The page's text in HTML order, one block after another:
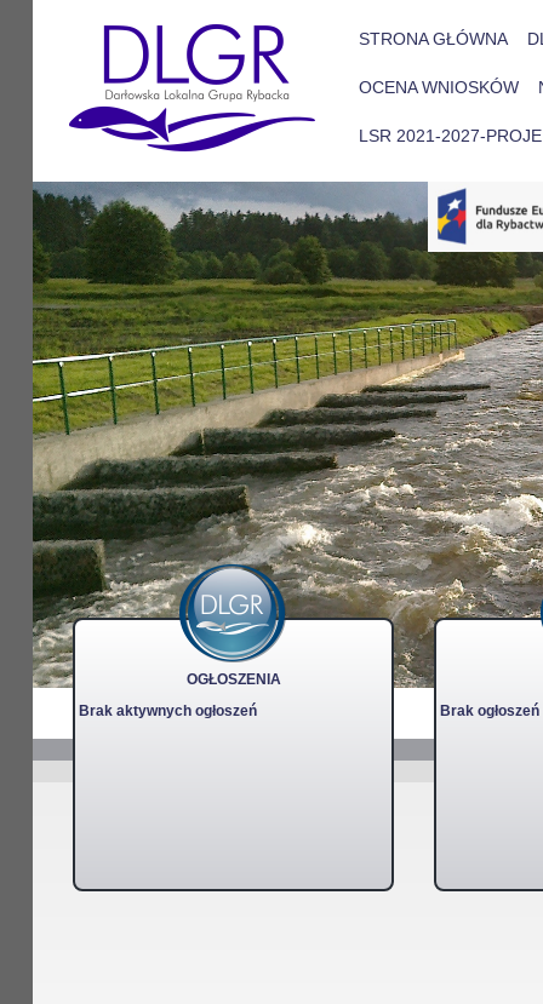
STRONA GŁÓWNA
OCENA WNIOSKÓW
LSR 2021-2027-
OGŁOSZENIA
Brak aktywnych ogłoszeń
Brak